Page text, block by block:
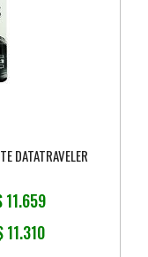
DATATRAVELER
11.659
11.310